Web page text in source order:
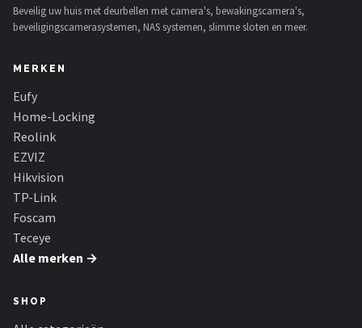
Beveilig uw huis met deurbellen met camera's, bewakingscamera's,
beveiligingscamerasystemen, NAS systemen, slimme sloten en meer.
MERKEN
Eufy
Home-Locking
Reolink
EZVIZ
Hikvision
TP-Link
Foscam
Teceye
Alle merken →
SHOP